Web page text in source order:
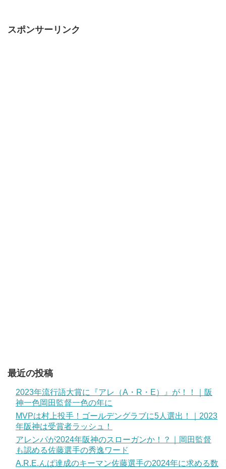
スポンサーリンク
最近の投稿
2023年流行語大賞に『アレ（A・R・E）』が！！｜阪
神一色岡田監督一色の年に
MVPは村上投手！ゴールデングラブに5人選出！｜2023
年阪神は受賞者ラッシュ！
アレンパが2024年阪神のスローガンか！？｜岡田監督
も認める佐藤選手の秀逸ワード
A.R.E.んぱ達成のキーマン佐藤選手の2024年に求める数